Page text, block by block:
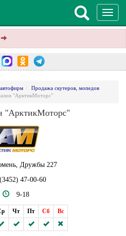
Продажа скутеров, мопедов
"АрктикМоторс"
"АрктикМоторс"
Дружбы 227
(3452) 47-00-60
9-18
Чт Пт Сб Вс